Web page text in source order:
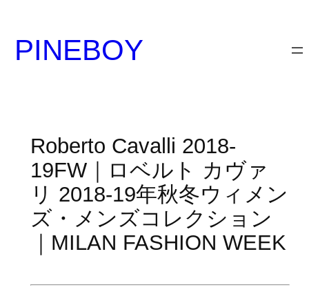
PINEBOY
Roberto Cavalli 2018-
19FW｜ロベルト カヴァ
リ 2018-19年秋冬ウィメン
ズ・メンズコレクション
｜MILAN FASHION WEEK